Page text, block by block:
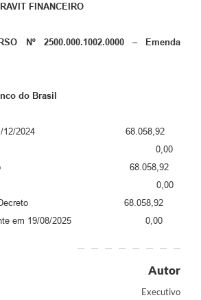
FINANCEIRO
Nº 2500.000.1002.0000 – Emenda
do Brasil
em 31/12/2024 68.058,92
a pagar 0,00
Apurado 68.058,92
utilizado 0,00
Decreto 68.058,92
em 19/08/2025 0,00
Autor
Executivo